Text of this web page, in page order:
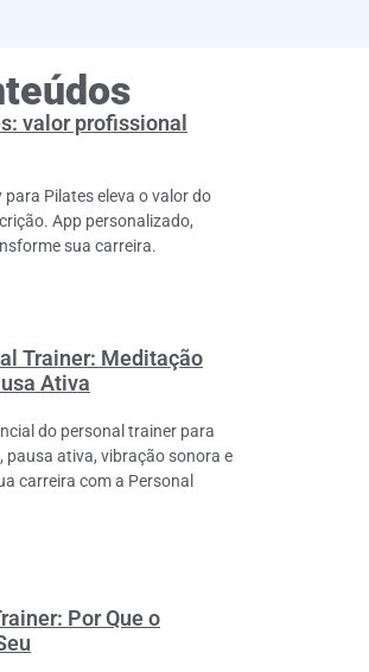
valor profissional
Pilates eleva o valor do
App personalizado,
sua carreira.
Trainer: Meditação
Ativa
do personal trainer para
pausa ativa, vibração sonora e
carreira com a Personal
Por Que o